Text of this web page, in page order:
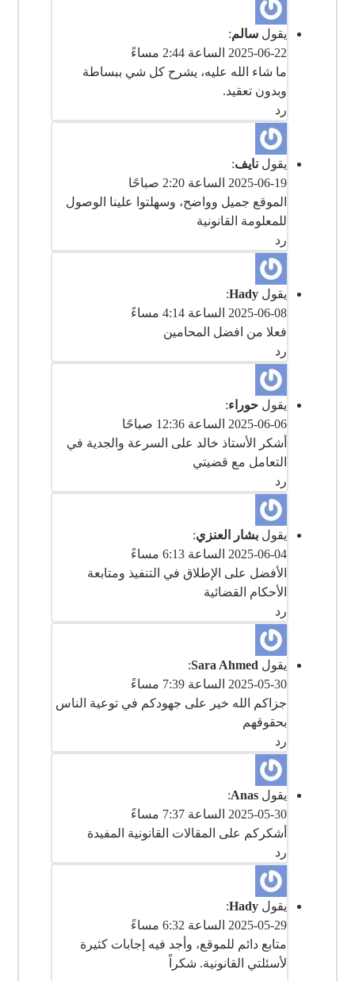
يقول سالم:
2025-06-22 الساعة 2:44 مساءً
ما شاء الله عليه، يشرح كل شي ببساطة
وبدون تعقيد.
رد
يقول نايف:
2025-06-19 الساعة 2:20 صباحًا
الموقع جميل وواضح، وسهلتوا علينا الوصول
للمعلومة القانونية
رد
يقول Hady
:
2025-06-08 الساعة 4:14 مساءً
رد
يقول حوراء:
2025-06-06 الساعة 12:36 صباحًا
‎أشكر الأستاذ خالد على السرعة والجدية في
التعامل مع قضيتي
رد
يقول بشار العنزي:
2025-06-04 الساعة 6:13 مساءً
‎الأفضل على الإطلاق في التنفيذ ومتابعة
الأحكام القضائية
رد
يقول Sara Ahmed
:
2025-05-30 الساعة 7:39 مساءً
‎جزاكم الله خير على جهودكم في توعية الناس
بحقوقهم
رد
يقول Anas
:
2025-05-30 الساعة 7:37 مساءً
رد
يقول Hady
:
2025-05-29 الساعة 6:32 مساءً
‎متابع دائم للموقع، وأجد فيه إجابات كثيرة
لأسئلتي القانونية. شكراً